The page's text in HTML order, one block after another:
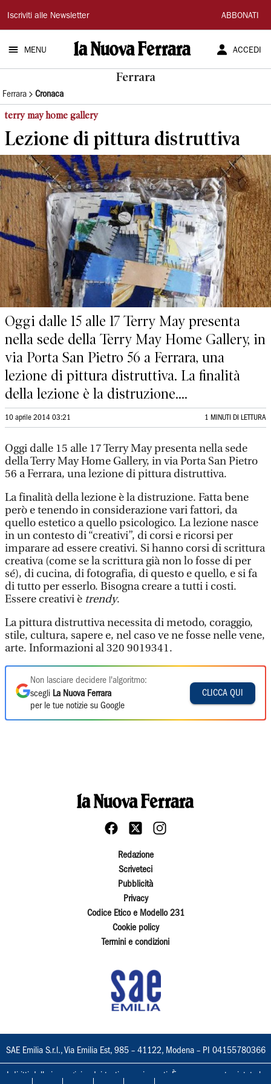
La
Nuova
Ferrara
Iscriviti alle Newsletter ABBONATI
MENU ACCEDI
Ferrara
Ferrara Cronaca
terry may home gallery
Lezione di pittura distruttiva
Oggi dalle 15 alle 17 Terry May presenta
nella sede della Terry May Home Gallery, in
via Porta San Pietro 56 a Ferrara, una
lezione di pittura distruttiva. La finalità
della lezione è la distruzione....
10 aprile 2014 03:21 1 MINUTI DI LETTURA
Oggi dalle 15 alle 17 Terry May presenta nella sede
della Terry May Home Gallery, in via Porta San Pietro
56 a Ferrara, una lezione di pittura distruttiva.
La finalità della lezione è la distruzione. Fatta bene
però e tenendo in considerazione vari fattori, da
quello estetico a quello psicologico. La lezione nasce
in un contesto di “creativi”, di corsi e ricorsi per
imparare ad essere creativi. Si hanno corsi di scrittura
creativa (come se la scrittura già non lo fosse di per
sé), di cucina, di fotografia, di questo e quello, e si fa
di tutto per esserlo. Bisogna creare a tutti i costi.
Essere creativi è trendy.
La pittura distruttiva necessita di metodo, coraggio,
stile, cultura, sapere e, nel caso ve ne fosse nelle vene,
arte. Informazioni al 320 9019341.
Non lasciare decidere l'algoritmo:
scegli La Nuova Ferrara
per le tue notizie su Google
CLICCA QUI
Redazione
Scriveteci
Pubblicità
Privacy
Codice Etico e Modello 231
Cookie policy
Termini e condizioni
SAE Emilia S.r.l., Via Emilia Est, 985 – 41122, Modena – PI 04155780366
I diritti delle immagini e dei testi sono riservati. È espressamente vietata la